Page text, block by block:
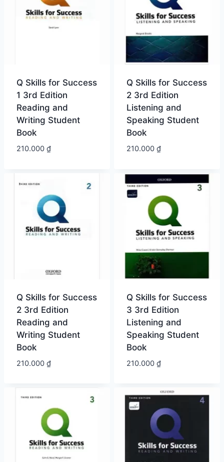
Q Skills for Success
1 3rd Edition
Reading and
Writing Student
Book
210.000 ₫
Q Skills for Success
2 3rd Edition
Listening and
Speaking Student
Book
210.000 ₫
Q Skills for Success
2 3rd Edition
Reading and
Writing Student
Book
210.000 ₫
Q Skills for Success
3 3rd Edition
Listening and
Speaking Student
Book
210.000 ₫